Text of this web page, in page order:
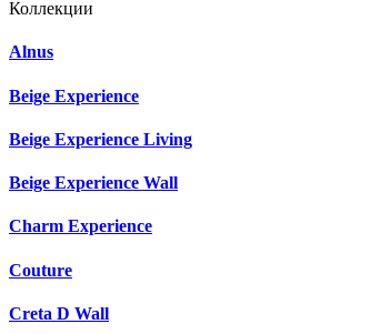
Коллекции
Alnus
Beige Experience
Beige Experience Living
Beige Experience Wall
Charm Experience
Couture
Creta D Wall